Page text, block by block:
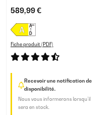
Anthracite
589,99 €
Fiche produit (PDF)
Recevoir une notification de
disponibilité.
Nous vous informerons lorsqu’il
sera en stock.